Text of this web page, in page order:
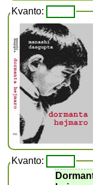
Kvanto:
Kvanto: